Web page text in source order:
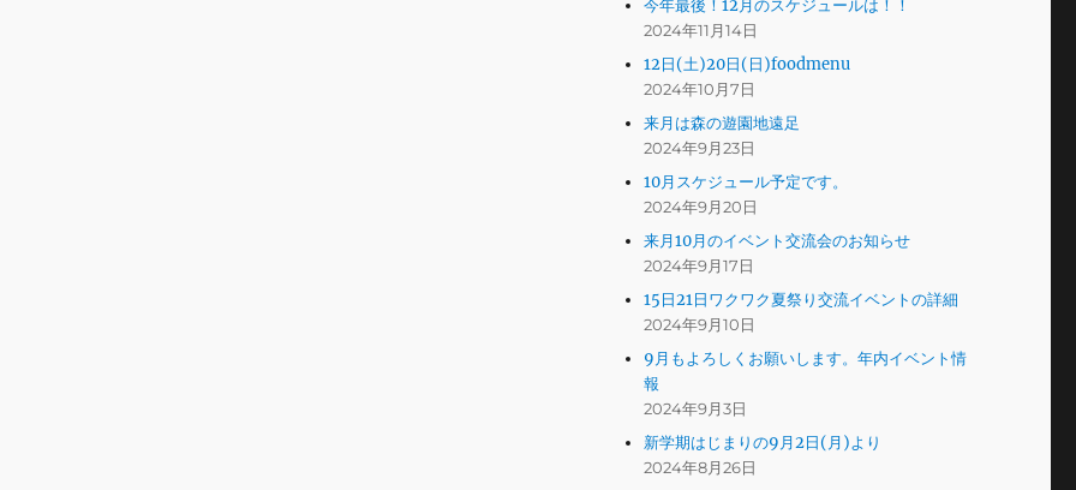
今年最後！12月のスケジュールは！！
2024年11月14日
12日(土)20日(日)foodmenu
2024年10月7日
来月は森の遊園地遠足
2024年9月23日
10月スケジュール予定です。
2024年9月20日
来月10月のイベント交流会のお知らせ
2024年9月17日
15日21日ワクワク夏祭り交流イベントの詳細
2024年9月10日
9月もよろしくお願いします。年内イベント情
報
2024年9月3日
新学期はじまりの9月2日(月)より
2024年8月26日